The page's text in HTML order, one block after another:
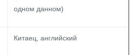
одном данном)
Китаец, английский